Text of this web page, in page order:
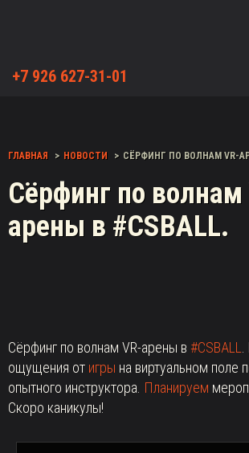
+7 926 627-31-01
ГЛАВНАЯ НОВОСТИ СЁРФИНГ ПО ВОЛНАМ VR-
Сёрфинг по волнам
арены в #CSBALL.
Сёрфинг по волнам VR-арены в #CSBALL
ощущения от игры на виртуальном поле
опытного инструктора. Планируем
Скоро каникулы!